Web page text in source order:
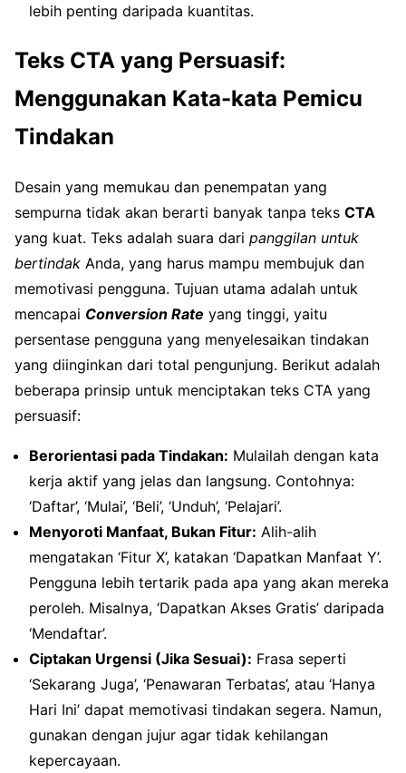
lebih penting daripada kuantitas.
Teks CTA yang Persuasif:
Menggunakan Kata-kata Pemicu
Tindakan
Desain yang memukau dan penempatan yang
sempurna tidak akan berarti banyak tanpa teks CTA
yang kuat. Teks adalah suara dari panggilan untuk
bertindak Anda, yang harus mampu membujuk dan
memotivasi pengguna. Tujuan utama adalah untuk
mencapai Conversion Rate yang tinggi, yaitu
persentase pengguna yang menyelesaikan tindakan
yang diinginkan dari total pengunjung. Berikut adalah
beberapa prinsip untuk menciptakan teks CTA yang
persuasif:
Berorientasi pada Tindakan: Mulailah dengan kata
kerja aktif yang jelas dan langsung. Contohnya:
‘Daftar’, ‘Mulai’, ‘Beli’, ‘Unduh’, ‘Pelajari’.
Menyoroti Manfaat, Bukan Fitur: Alih-alih
mengatakan ‘Fitur X’, katakan ‘Dapatkan Manfaat Y’.
Pengguna lebih tertarik pada apa yang akan mereka
peroleh. Misalnya, ‘Dapatkan Akses Gratis’ daripada
‘Mendaftar’.
Ciptakan Urgensi (Jika Sesuai): Frasa seperti
‘Sekarang Juga’, ‘Penawaran Terbatas’, atau ‘Hanya
Hari Ini’ dapat memotivasi tindakan segera. Namun,
gunakan dengan jujur agar tidak kehilangan
kepercayaan.